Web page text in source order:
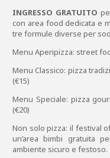
INGRESSO GRATUITO
con area food dedicata e
tre formule diverse per
Menu Aperipizza: street
Menu Classico: pizza
(€15)
Menu Speciale: pizza
(€20)
Non solo pizza: il festival
un’area bimbi gratuita
ambiente sicuro e festoso.